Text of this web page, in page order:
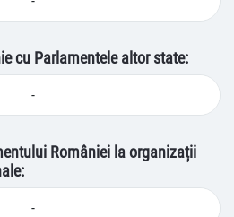
cu Parlamentele altor state:
-
României la organizații
-